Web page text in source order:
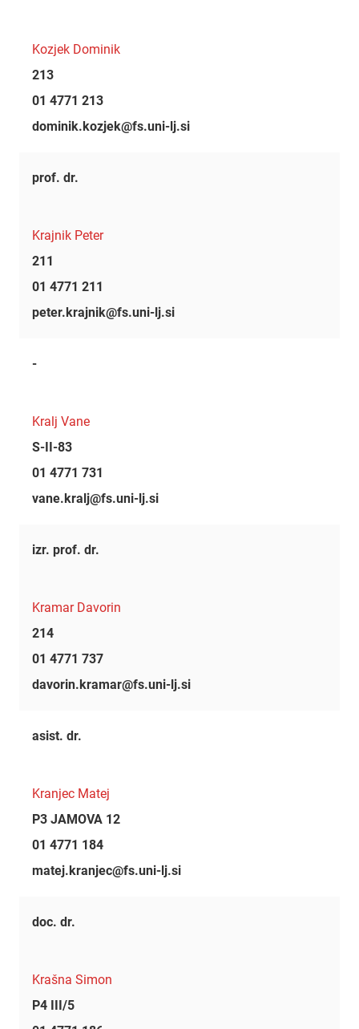
Kozjek Dominik
213
01 4771 213
dominik.kozjek@fs.uni-lj.si
prof. dr.
Krajnik Peter
211
01 4771 211
peter.krajnik@fs.uni-lj.si
-
Kralj Vane
S-II-83
01 4771 731
vane.kralj@fs.uni-lj.si
izr. prof. dr.
Kramar Davorin
214
01 4771 737
davorin.kramar@fs.uni-lj.si
asist. dr.
Kranjec Matej
P3 JAMOVA 12
01 4771 184
matej.kranjec@fs.uni-lj.si
doc. dr.
Krašna Simon
P4 III/5